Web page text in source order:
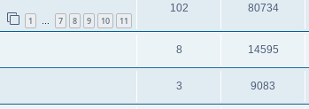
1 … 7 8 9 10 11
102 80734
8 14595
3 9083